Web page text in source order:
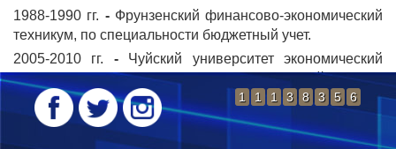
1988-1990 гг. - Фрунзенский финансово-экономический
техникум, по специальности бюджетный учет.
2005-2010 гг. - Чуйский университет экономический
факультет, по специальности бухгалтерский учет и
аудит.
1 1 1 3 8 3 5 6